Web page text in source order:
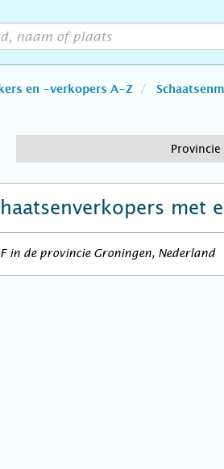
en -verkopers A-Z
met
in de provincie Groningen, Nederland